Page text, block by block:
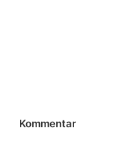
Kommentar